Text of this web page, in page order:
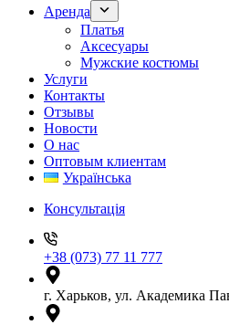
Аренда
Платья
Аксесуары
Мужские костюмы
Услуги
Контакты
Отзывы
Новости
О нас
Оптовым клиентам
Українська
Консультація
+38 (073) 77 11 777
г. Харьков, ул. Академика